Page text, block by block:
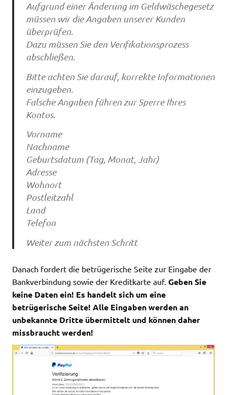
Aufgrund einer Änderung im Geldwäschegesetz
müssen wir die Angaben unserer Kunden
überprüfen.
Dazu müssen Sie den Verifikationsprozess
abschließen.
Bitte achten Sie darauf, korrekte Informationen
einzugeben.
Falsche Angaben führen zur Sperre Ihres
Kontos.
Vorname
Nachname
Geburtsdatum (Tag, Monat, Jahr)
Adresse
Wohnort
Postleitzahl
Land
Telefon
Weiter zum nächsten Schritt
Danach fordert die betrügerische Seite zur Eingabe der
Bankverbindung sowie der Kreditkarte auf. Geben Sie
keine Daten ein! Es handelt sich um eine
betrügerische Seite! Alle Eingaben werden an
unbekannte Dritte übermittelt und können daher
missbraucht werden!